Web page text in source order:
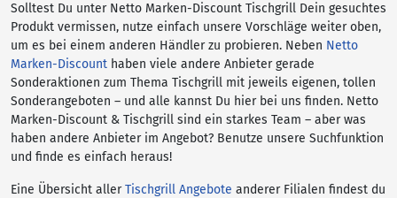
Solltest Du unter Netto Marken-Discount Tischgrill Dein gesuchtes
Produkt vermissen, nutze einfach unsere Vorschläge weiter oben,
um es bei einem anderen Händler zu probieren. Neben Netto
Marken-Discount haben viele andere Anbieter gerade
Sonderaktionen zum Thema Tischgrill mit jeweils eigenen, tollen
Sonderangeboten – und alle kannst Du hier bei uns finden. Netto
Marken-Discount & Tischgrill sind ein starkes Team – aber was
haben andere Anbieter im Angebot? Benutze unsere Suchfunktion
und finde es einfach heraus!
Eine Übersicht allerTischgrill Angebote anderer Filialen findest du